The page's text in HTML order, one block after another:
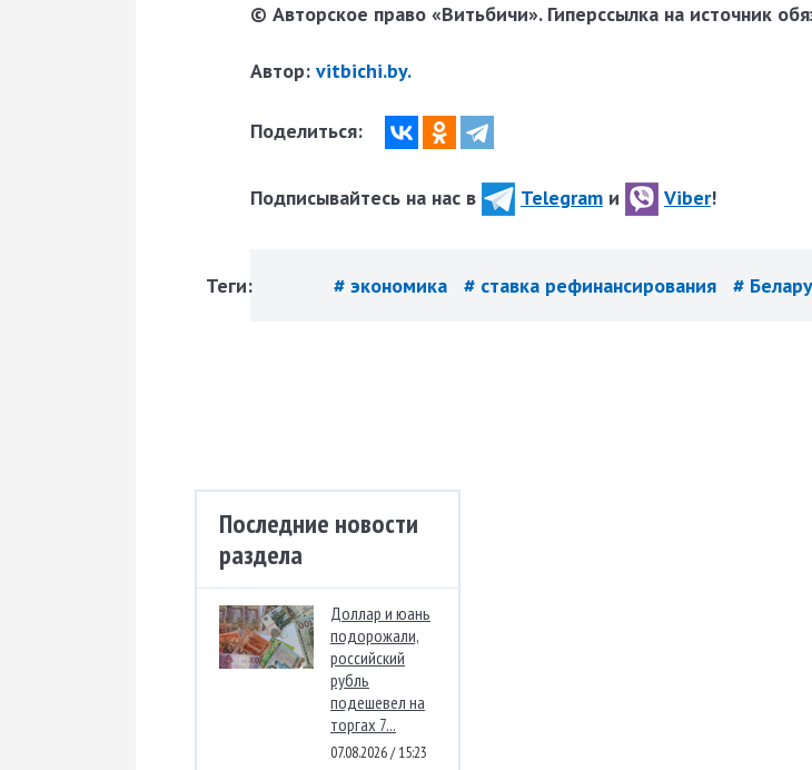
© Авторское право «Витьбичи». Гиперссылка на источник
Автор: vitbichi.by.
Поделиться:
Подписывайтесь на нас в Telegram и Viber!
Теги: # экономика # ставка рефинансирования #
Последние новости
раздела
Доллар и юань
подорожали,
российский
рубль
подешевел на
торгах 7...
07.08.2026 / 15:23